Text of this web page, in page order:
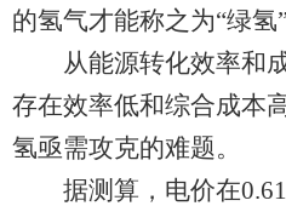
的氢气才能称之为“绿氢”
从能源转化效率和成
存在效率低和综合成本
氢亟需攻克的难题。
据测算，电价在